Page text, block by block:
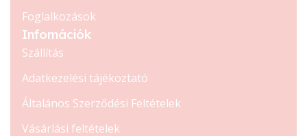
Foglalkozások
Infomációk
Szállítás
Adatkezelési tájékoztató
Általános Szerződési Feltételek
Vásárlási feltételek